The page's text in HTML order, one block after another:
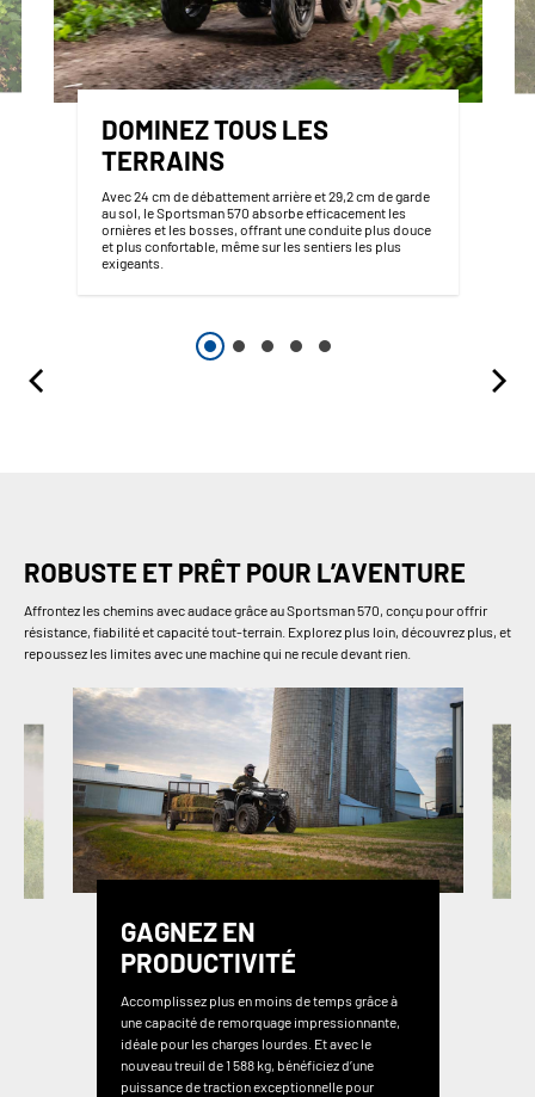
DOMINEZ TOUS LES
TERRAINS
Avec 24 cm de débattement arrière et 29,2 cm de garde
au sol, le Sportsman 570 absorbe efficacement les
ornières et les bosses, offrant une conduite plus douce
et plus confortable, même sur les sentiers les plus
exigeants.
ROBUSTE ET PRÊT POUR L’AVENTURE
Affrontez les chemins avec audace grâce au Sportsman 570, conçu pour offrir
résistance, fiabilité et capacité tout-terrain. Explorez plus loin, découvrez plus, et
repoussez les limites avec une machine qui ne recule devant rien.
GAGNEZ EN
PRODUCTIVITÉ
Accomplissez plus en moins de temps grâce à
une capacité de remorquage impressionnante,
idéale pour les charges lourdes. Et avec le
nouveau treuil de 1 588 kg, bénéficiez d’une
puissance de traction exceptionnelle pour